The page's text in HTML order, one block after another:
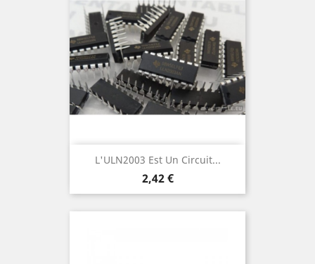
L'ULN2003 Est Un Circuit...
Prix
2,42 €